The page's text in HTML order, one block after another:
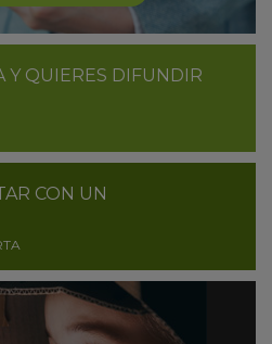
Y QUIERES DIFUNDIR
CON UN